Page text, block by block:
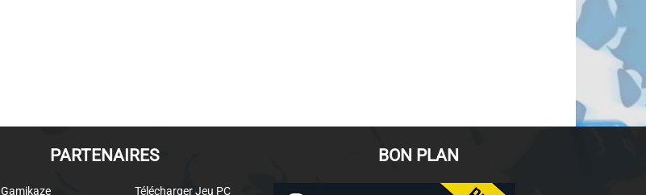
PARTENAIRES
Gamikaze Télécharger Jeu PC
BON PLAN